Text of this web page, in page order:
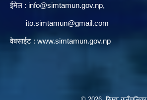
ईमेल‌ : info@simtamun.gov.np,
ito.simtamun@gmail.com
वेबसाईट : www.simtamun.gov.np